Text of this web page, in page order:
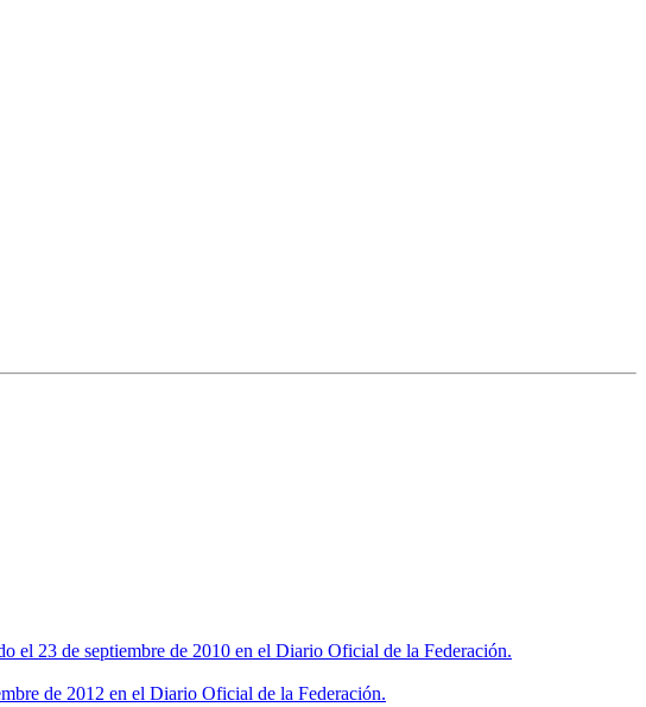
el 23 de septiembre de 2010 en el Diario Oficial de la Federación.
de 2012 en el Diario Oficial de la Federación.